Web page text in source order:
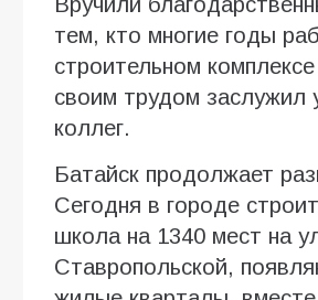
тем, кто многие годы
строительном
своим трудом заслужил
коллег.
Батайск продолжает
Сегодня в городе
школа на 1340 мест на
Ставропольской,